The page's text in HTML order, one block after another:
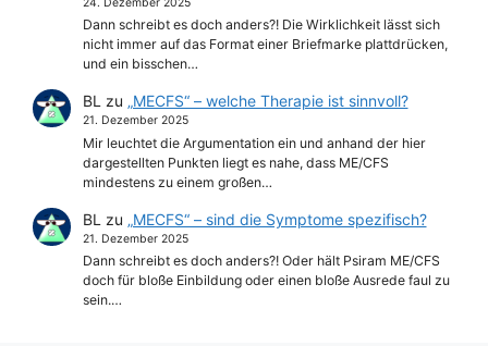
Dann schreibt es doch anders?! Die Wirklichkeit lässt sich
nicht immer auf das Format einer Briefmarke plattdrücken,
und ein bisschen…
BL zu „MECFS“ – welche Therapie ist sinnvoll?
21. Dezember 2025
Mir leuchtet die Argumentation ein und anhand der hier
dargestellten Punkten liegt es nahe, dass ME/CFS
mindestens zu einem großen…
BL zu „MECFS“ – sind die Symptome spezifisch?
21. Dezember 2025
Dann schreibt es doch anders?! Oder hält Psiram ME/CFS
doch für bloße Einbildung oder einen bloße Ausrede faul zu
sein.…